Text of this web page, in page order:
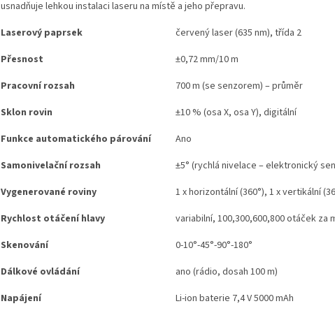
usnadňuje lehkou instalaci laseru na místě a jeho přepravu.
Laserový paprsek
červený laser (635 nm), třída 2
Přesnost
±0,72 mm/10 m
Pracovní rozsah
700 m (se senzorem) – průměr
Sklon rovin
±10 % (osa X, osa Y), digitální
Funkce automatického párování
Ano
Samonivelační rozsah
±5° (rychlá nivelace – elektronický
Vygenerované roviny
1 x horizontální (360°), 1 x vertikální
Rychlost otáčení hlavy
variabilní, 100,300,600,800 otáček za
Skenování
0-10°-45°-90°-180°
Dálkové ovládání
ano (rádio, dosah 100 m)
Napájení
Li-ion baterie 7,4 V 5000 mAh